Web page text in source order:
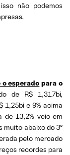
não podemos
esperado para o
de R$ 1,317bi,
1,25bi e 9% acima
de 13,2% veio em
muito abaixo do 3º
pelo mercado
recordes para